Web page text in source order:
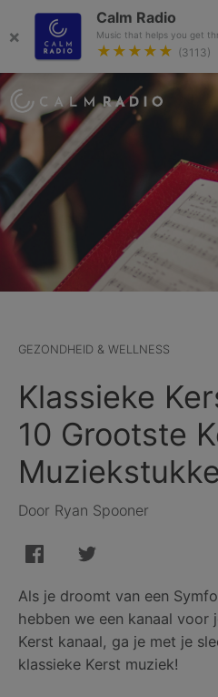
×
Calm Radio
Music that helps you get
★★★★★ (3113)
GEZONDHEID & WELLNESS
Klassieke
10 Grootste
Door Ryan Spooner
Als je droomt van een
hebben we een kanaal voor
Kerst kanaal, ga je met je
klassieke Kerst muziek!